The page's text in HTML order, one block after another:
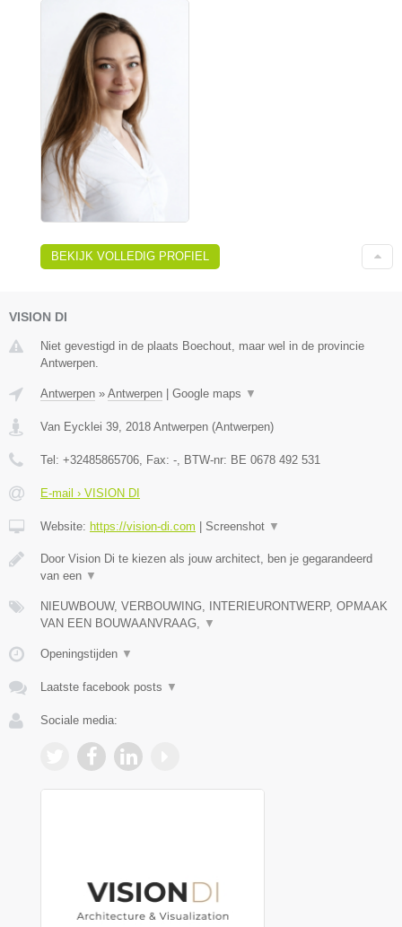
BEKIJK VOLLEDIG PROFIEL
VISION DI
Niet gevestigd in de plaats Boechout, maar wel in de provincie
Antwerpen.
Antwerpen » Antwerpen | Google maps ▼
Van Eycklei 39 2018 Antwerpen (Antwerpen)
Tel: +32485865706 , Fax: - , BTW-nr: BE 0678 492 531
E-mail › VISION DI
Website: https://vision-di.com | Screenshot ▼
Door Vision Di te kiezen als jouw architect, ben je gegarandeerd
van een ▼
NIEUWBOUW, VERBOUWING, INTERIEURONTWERP, OPMAAK
VAN EEN BOUWAANVRAAG,
▼
Openingstijden ▼
Laatste facebook posts ▼
Sociale media: